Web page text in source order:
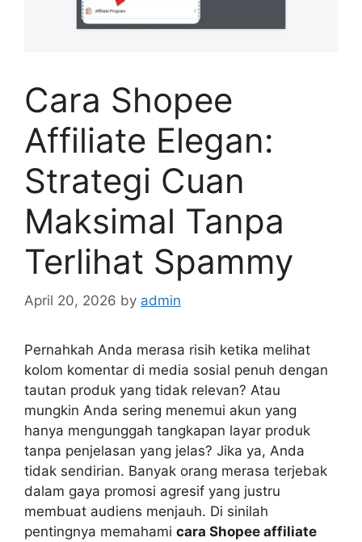
Cara Shopee
Affiliate Elegan:
Strategi Cuan
Maksimal Tanpa
Terlihat Spammy
April 20, 2026 by admin
Pernahkah Anda merasa risih ketika melihat
kolom komentar di media sosial penuh dengan
tautan produk yang tidak relevan? Atau
mungkin Anda sering menemui akun yang
hanya mengunggah tangkapan layar produk
tanpa penjelasan yang jelas? Jika ya, Anda
tidak sendirian. Banyak orang merasa terjebak
dalam gaya promosi agresif yang justru
membuat audiens menjauh. Di sinilah
pentingnya memahami cara Shopee affiliate